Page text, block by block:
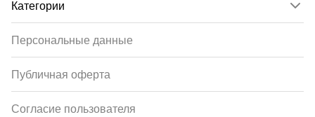
Категории
Персональные данные
Публичная оферта
Согласие пользователя